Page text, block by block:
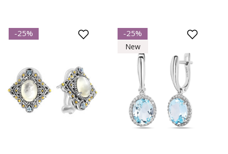
-25%
New
-25%